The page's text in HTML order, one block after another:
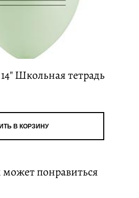
Школьная тетрадь
В КОРЗИНУ
понравиться